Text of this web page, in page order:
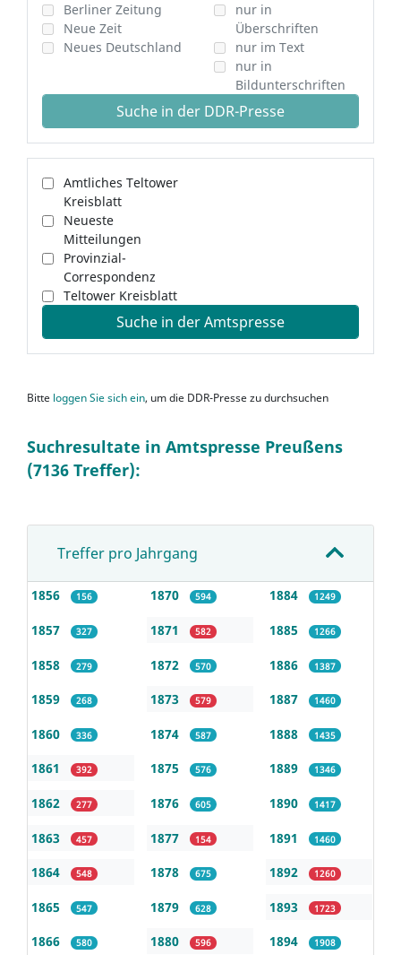
Berliner Zeitung
Neue Zeit
Neues Deutschland
nur in
Überschriften
nur im Text
nur in
Bildunterschriften
Suche in der DDR-Presse
Amtliches Teltower
Kreisblatt
Neueste
Mitteilungen
Provinzial-
Correspondenz
Teltower Kreisblatt
Suche in der Amtspresse
Bitte loggen Sie sich ein, um die DDR-Presse zu durchsuchen
Suchresultate in Amtspresse Preußens
(7136 Treffer):
Treffer pro Jahrgang
1856 156
1857 327
1858 279
1859 268
1860 336
1861 392
1862 277
1863 457
1864 548
1865 547
1866 580
1870 594
1871 582
1872 570
1873 579
1874 587
1875 576
1876 605
1877 154
1878 675
1879 628
1880 596
1884 1249
1885 1266
1886 1387
1887 1460
1888 1435
1889 1346
1890 1417
1891 1460
1892 1260
1893 1723
1894 1908